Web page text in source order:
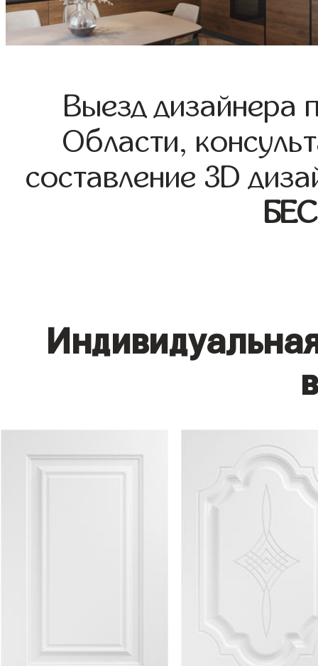
Выезд дизайнера
Области,
составление 3D